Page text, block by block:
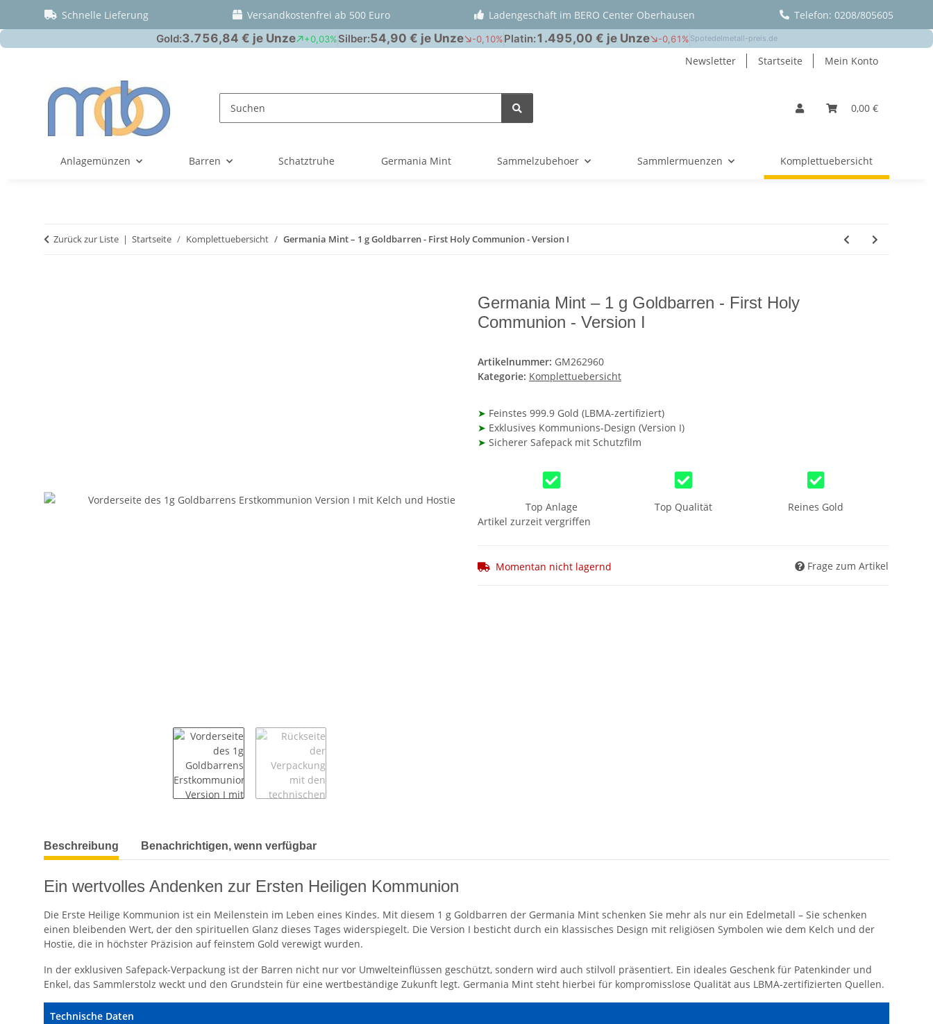
Schnelle Lieferung Versandkostenfrei ab 500 Euro Ladengeschäft im BERO Center Oberhausen Telefon: 0208/805605
Newsletter Startseite Mein Konto
0,00 €
Anlagemünzen Barren Schatztruhe Germania Mint Sammelzubehoer Sammlermuenzen Komplettuebersicht
Zurück zur Liste Startseite Komplettuebersicht Germania Mint – 1 g Goldbarren - First Holy Communion - Version I
Germania Mint – 1 g Goldbarren - First Holy
Communion - Version I
Artikelnummer: GM262960
Kategorie: Komplettuebersicht
➤ Feinstes 999.9 Gold (LBMA-zertifiziert)
➤ Exklusives Kommunions-Design (Version I)
➤ Sicherer Safepack mit Schutzfilm
Top Anlage Top Qualität
Reines Gold
Artikel zurzeit vergriffen
Momentan nicht lagernd Frage zum Artikel
weitere Registerkarten anzeigen
Beschreibung Benachrichtigen, wenn verfügbar
Ein wertvolles Andenken zur Ersten Heiligen Kommunion
Die Erste Heilige Kommunion ist ein Meilenstein im Leben eines Kindes. Mit diesem 1 g Goldbarren der Germania Mint schenken Sie mehr als nur ein Edelmetall – Sie schenken
einen bleibenden Wert, der den spirituellen Glanz dieses Tages widerspiegelt. Die Version I besticht durch ein klassisches Design mit religiösen Symbolen wie dem Kelch und der
Hostie, die in höchster Präzision auf feinstem Gold verewigt wurden.
In der exklusiven Safepack-Verpackung ist der Barren nicht nur vor Umwelteinflüssen geschützt, sondern wird auch stilvoll präsentiert. Ein ideales Geschenk für Patenkinder und
Enkel, das Sammlerstolz weckt und den Grundstein für eine wertbeständige Zukunft legt. Germania Mint steht hierbei für kompromisslose Qualität aus LBMA-zertifizierten Quellen.
Technische Daten